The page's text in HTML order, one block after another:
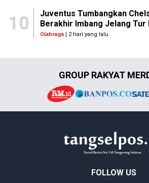
10
Juventus Tumbangkan
Berakhir Imbang Jelang Tur
Olahraga| 2 hari yang lalu
GROUP RAKYAT
FOLLOW US